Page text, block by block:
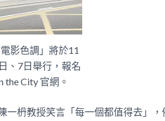
影色調」將於11
、7日舉行，報名
the City 官網。
一枬教授笑言「每一個都值得去」